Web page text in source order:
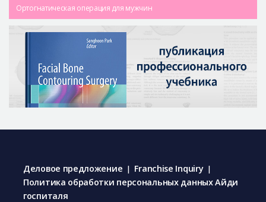
Ортогнатическая операция для мужчин
Деловое предложение | Franchise Inquiry |
Политика обработки персональных данных Айди
госпиталя